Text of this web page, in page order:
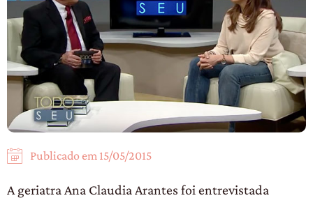
Publicado em 15/05/2015
A geriatra Ana Claudia Arantes foi entrevistada